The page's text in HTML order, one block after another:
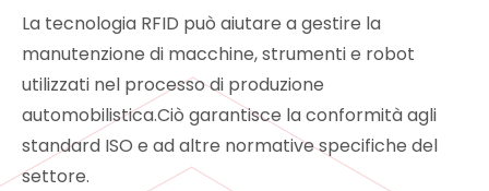
La tecnologia RFID può aiutare a gestire la
manutenzione di macchine, strumenti e robot
utilizzati nel processo di produzione
automobilistica.Ciò garantisce la conformità agli
standard ISO e ad altre normative specifiche del
settore.